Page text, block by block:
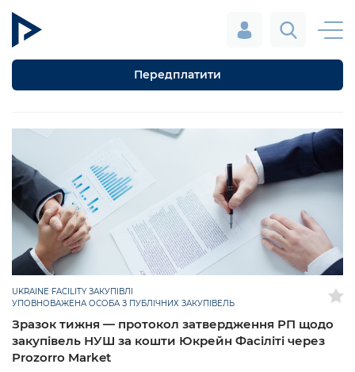
Передплатити
Зразок тижня — протокол затвердження РП щодо
закупівель НУШ за кошти Юкрейн Фасіліті через
Prozorro Market
UKRAINE FACILITY ЗАКУПІВЛІ
УПОВНОВАЖЕНА ОСОБА З ПУБЛІЧНИХ ЗАКУПІВЕЛЬ